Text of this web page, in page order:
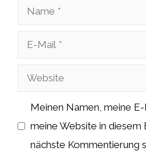
Name
Website
Meinen Namen, meine
meine Website in diesem
nächste Kommentierung